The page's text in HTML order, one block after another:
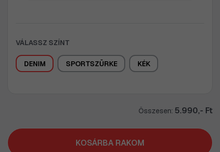
VÁLASSZ SZÍNT
DENIM SPORTSZÜRKE KÉK
Összesen: 5.990,- Ft
KOSÁRBA RAKOM